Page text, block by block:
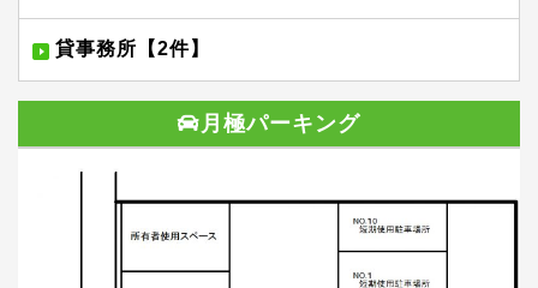
貸事務所【2件】
月極パーキング